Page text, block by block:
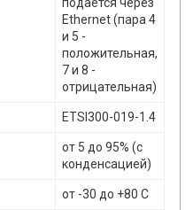
Ethernet (пара 4
и 5 -
положительная,
7 и 8 -
отрицательная)
ETSI300-019-1.4
от 5 до 95% (с
конденсацией)
от -30 до +80 С